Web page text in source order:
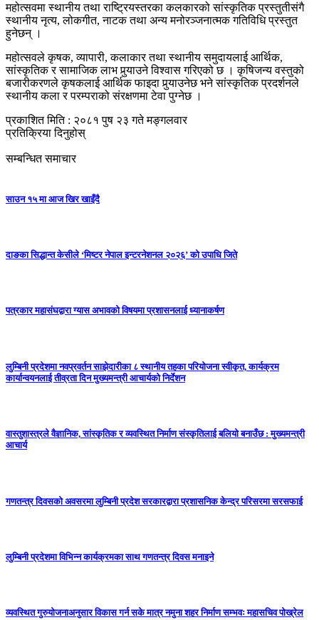
महोत्सवमा स्थानीय तथा राष्ट्रियस्तरका कलकारको सांस्कृतिक प्रस्तुतीसंगै
स्थानीय नृत्य, लोकगीत, नाटक तथा अन्य मनोरञ्जनात्मक गतिविधि प्रस्तुत
हुनेछन् ।
महोत्सवले कृषक, व्यापारी, कलाकार तथा स्थानीय समुदायलाई आर्थिक,
सांस्कृतिक र सामाजिक लाभ पुर्‍याउने विश्वास गरिएको छ । कृषिजन्य वस्तुको
बजारीकरणले कृषकलाई आर्थिक फाइदा पुर्‍याउनेछ भने सांस्कृतिक प्रदर्शनले
स्थानीय कला र परम्पराको संरक्षणमा टेवा पुग्नेछ ।
प्रकाशित मिति : २०८१ पुष २३ गते मङ्गलवार
प्रतिक्रिया दिनुहोस्
सम्बन्धित समाचार
साउन १५ मा आज खिर खाइँदै
दाङका सिद्धान्त केसीले ‘मिष्टर नेपाल इन्टरनेशनल २०२६’ को उपाधि जिते
पत्रकार महासंघद्वारा ग्यास अभावको विषयमा प्रशासनलाई ध्यानाकर्षण
लुम्बिनी प्रदेशमा नवप्रवर्तन साझेदारीका ८ स्थानीय तहका परियोजना स्वीकृत, कार्यक्रम
कार्यान्वयनलाई तीव्रता दिन मुख्यमन्त्री आचार्यको निर्देशन
वास्तुशास्त्रले वैज्ञानिक, सांस्कृतिक र व्यवस्थित निर्माण संस्कृतिलाई बलियो बनाउँछ : मुख्यमन्त्री
आचार्य
गणतन्त्र दिवसको अवसरमा लुम्बिनी प्रदेश सरकारद्वारा प्रशासनिक केन्द्र परिसरमा सरसफाई
लुम्बिनी प्रदेशमा विभिन्न कार्यक्रमका साथ गणतन्त्र दिवस मनाइने
व्यवस्थित गुरुयोजनाअनुसार विकास गर्न सके मात्र नमुना शहर निर्माण सम्भवः महासचिव पोख्रेल